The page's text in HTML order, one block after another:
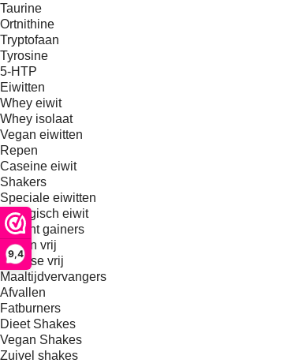
9,4
Taurine
Ortnithine
Tryptofaan
Tyrosine
5-HTP
Eiwitten
Whey eiwit
Whey isolaat
Vegan eiwitten
Repen
Caseine eiwit
Shakers
Speciale eiwitten
Biologisch eiwit
Weight gainers
Gluten vrij
Lactose vrij
Maaltijdvervangers
Afvallen
Fatburners
Dieet Shakes
Vegan Shakes
Zuivel shakes